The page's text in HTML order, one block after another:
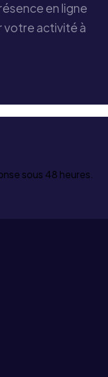
en ligne
votre activité à
sous 48 heures.